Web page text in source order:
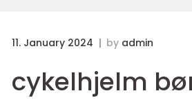
11. January 2024 by admin
cykelhjelm